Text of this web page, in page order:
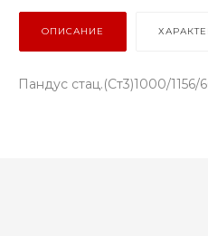
ОПИСАНИЕ
Пандус стац.(Ст3)1000/